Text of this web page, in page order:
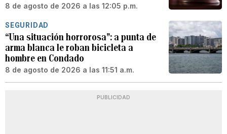
8 de agosto de 2026 a las 12:05 p.m.
SEGURIDAD
“Una situación horrorosa”: a punta de
arma blanca le roban bicicleta a
hombre en Condado
8 de agosto de 2026 a las 11:51 a.m.
PUBLICIDAD